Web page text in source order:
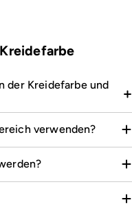
der Kreidefarbe und
verwenden?